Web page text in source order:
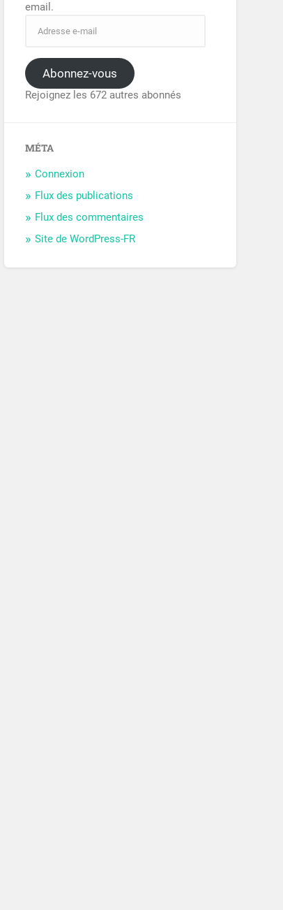
email.
Abonnez-vous
Rejoignez les 672 autres abonnés
MÉTA
Connexion
Flux des publications
Flux des commentaires
Site de WordPress-FR